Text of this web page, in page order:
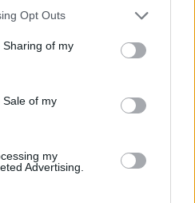
app uses one or more Google
behaviour. You may click to
and its third-party tags to
purposes in below Google
Opt Outs
of my
of my
my
Advertising.
grib